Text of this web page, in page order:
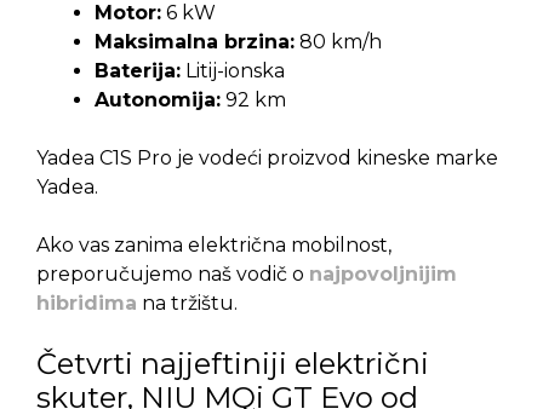
Motor: 6 kW
Maksimalna brzina: 80 km/h
Baterija: Litij-ionska
Autonomija: 92 km
Yadea C1S Pro je vodeći proizvod kineske marke
Yadea.
Ako vas zanima električna mobilnost,
preporučujemo naš vodič o najpovoljnijim
hibridima na tržištu.
Četvrti najjeftiniji električni
skuter, NIU MQi GT Evo od